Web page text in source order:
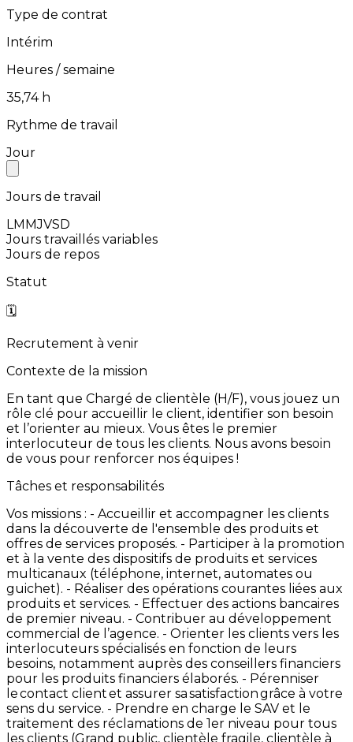
Type de contrat
Intérim
Heures / semaine
⁨35,74⁩ h
Rythme de travail
Jour
Jours de travail
LMMJVSD
Jours travaillés variables
Jours de repos
Statut
🗓️
Recrutement à venir
Contexte de la mission
En tant que Chargé de clientèle (H/F), vous jouez un
rôle clé pour accueillir le client, identifier son besoin
et l’orienter au mieux. Vous êtes le premier
interlocuteur de tous les clients. Nous avons besoin
de vous pour renforcer nos équipes !
Tâches et responsabilités
Vos missions : - Accueillir et accompagner les clients
dans la découverte de l'ensemble des produits et
offres de services proposés. - Participer à la promotion
et à la vente des dispositifs de produits et services
multicanaux (téléphone, internet, automates ou
guichet). - Réaliser des opérations courantes liées aux
produits et services. - Effectuer des actions bancaires
de premier niveau. - Contribuer au développement
commercial de l’agence. - Orienter les clients vers les
interlocuteurs spécialisés en fonction de leurs
besoins, notamment auprès des conseillers financiers
pour les produits financiers élaborés. - Pérenniser
le contact client et assurer sa satisfaction grâce à votre
sens du service. - Prendre en charge le SAV et le
traitement des réclamations de 1er niveau pour tous
les clients (Grand public, clientèle fragile, clientèle à